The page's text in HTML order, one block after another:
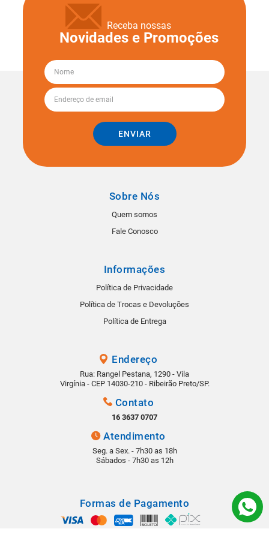
Receba nossas
Novidades e Promoções
ENVIAR
Sobre Nós
Quem somos
Fale Conosco
Informações
Política de Privacidade
Política de Trocas e Devoluções
Política de Entrega
Endereço
Rua: Rangel Pestana, 1290 - Vila
Virgínia - CEP 14030-210 - Ribeirão Preto/SP.
Contato
16 3637 0707
Atendimento
Seg. a Sex. - 7h30 as 18h
Sábados - 7h30 as 12h
Formas de Pagamento